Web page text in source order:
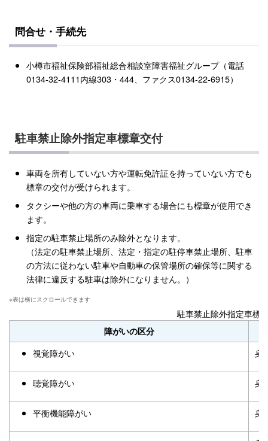
問合せ・手続先
小樽市福祉保険部福祉総合相談室障害福祉グループ（電話
0134-32-4111内線303・444、ファクス0134-22-6915）
駐車禁止除外指定車標章交付
車両を所有していない方や運転免許証を持っていない方でも
標章の交付が受けられます。
タクシーや他の方の車両に乗車する場合にも標章が使用でき
ます。
指定の駐車禁止場所のみ除外となります。
（法定の駐車禁止場所、法定・指定の駐停車禁止場所、駐車
の方法に従わない駐車や自動車の保管場所の確保等に関する
法律に違反する駐車は除外になりません。）
駐車禁止除外指定車標
障がいの区分
視覚障がい 身
聴覚障がい 身
平衡機能障がい 身